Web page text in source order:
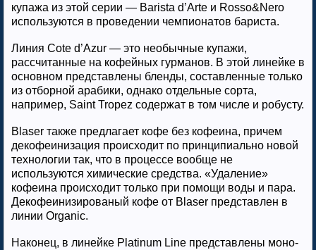
купажа из этой серии — Barista d’Arte и Rosso&Nero
используются в проведении чемпионатов бариста.
Линия Cote d’Azur — это необычные купажи,
рассчитанные на кофейных гурманов. В этой линейке в
основном представлены бленды, составленные только
из отборной арабики, однако отдельные сорта,
например, Saint Tropez содержат в том числе и робусту.
Blaser также предлагает кофе без кофеина, причем
декофеинизация происходит по принципиально новой
технологии так, что в процессе вообще не
используются химические средства. «Удаление»
кофеина происходит только при помощи воды и пара.
Декофеинизированый кофе от Blaser представлен в
линии Organic.
Наконец, в линейке Platinum Line представлены моно-